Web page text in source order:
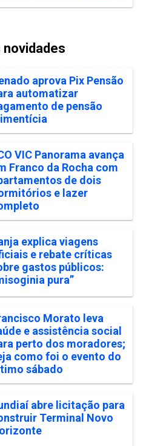
novidades
aprova Pix Pensão
automatizar
de pensão
VIC Panorama avança
Franco da Rocha com
de dois
e lazer
explica viagens
e rebate críticas
gastos públicos:
pura”
Morato leva
e assistência social
perto dos moradores;
como foi o evento do
sábado
abre licitação para
Terminal Novo